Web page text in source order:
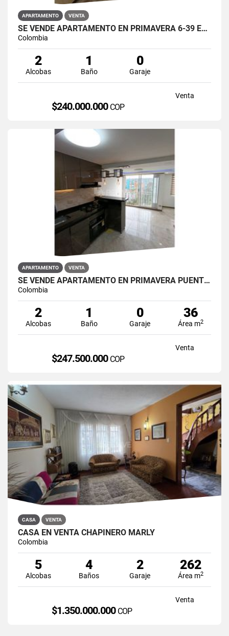
APARTAMENTO VENTA
SE VENDE APARTAMENTO EN PRIMAVERA 6-39 ET 2 PUENTE ARANDA
Colombia
2
Alcobas
1
Baño
0
Garaje
Venta
$240.000.000 COP
APARTAMENTO VENTA
SE VENDE APARTAMENTO EN PRIMAVERA PUENTE ARANDA
Colombia
2
Alcobas
1
Baño
0
Garaje
36
Área m2
Venta
$247.500.000 COP
CASA VENTA
CASA EN VENTA CHAPINERO MARLY
Colombia
5
Alcobas
4
Baños
2
Garaje
262
Área m2
Venta
$1.350.000.000 COP